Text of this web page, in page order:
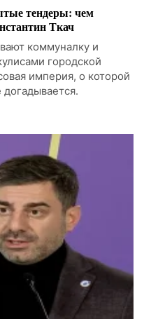
тендеры: чем
Ткач
коммуналку и
городской
империя, о которой